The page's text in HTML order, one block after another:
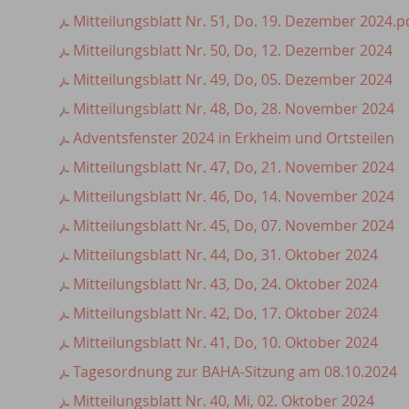
Mitteilungsblatt Nr. 51, Do. 19. Dezember
Mitteilungsblatt Nr. 50, Do, 12. Dezember 2024
Mitteilungsblatt Nr. 49, Do, 05. Dezember 2024
Mitteilungsblatt Nr. 48, Do, 28. November 2024
Adventsfenster 2024 in Erkheim und Ortsteilen
Mitteilungsblatt Nr. 47, Do, 21. November 2024
Mitteilungsblatt Nr. 46, Do, 14. November 2024
Mitteilungsblatt Nr. 45, Do, 07. November 2024
Mitteilungsblatt Nr. 44, Do, 31. Oktober 2024
Mitteilungsblatt Nr. 43, Do, 24. Oktober 2024
Mitteilungsblatt Nr. 42, Do, 17. Oktober 2024
Mitteilungsblatt Nr. 41, Do, 10. Oktober 2024
Tagesordnung zur BAHA-Sitzung am 08.10.2024
Mitteilungsblatt Nr. 40, Mi, 02. Oktober 2024